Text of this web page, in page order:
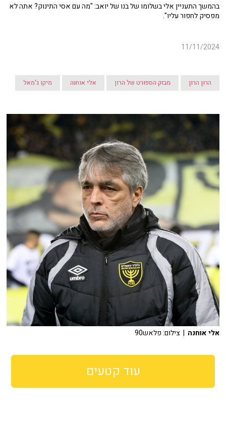
בהמשך התעניין אלי בשלומו של בנו של יואב: "מה עם אסי התינוק? אתה לא
מפסיק לחפור עליו".
11/11/2024
הרון הרון מבזק הספורט של הרון אלי אוחנה מיקו ג'מאל
אלי אוחנה | צילום: פלאש90
עוד קטעים